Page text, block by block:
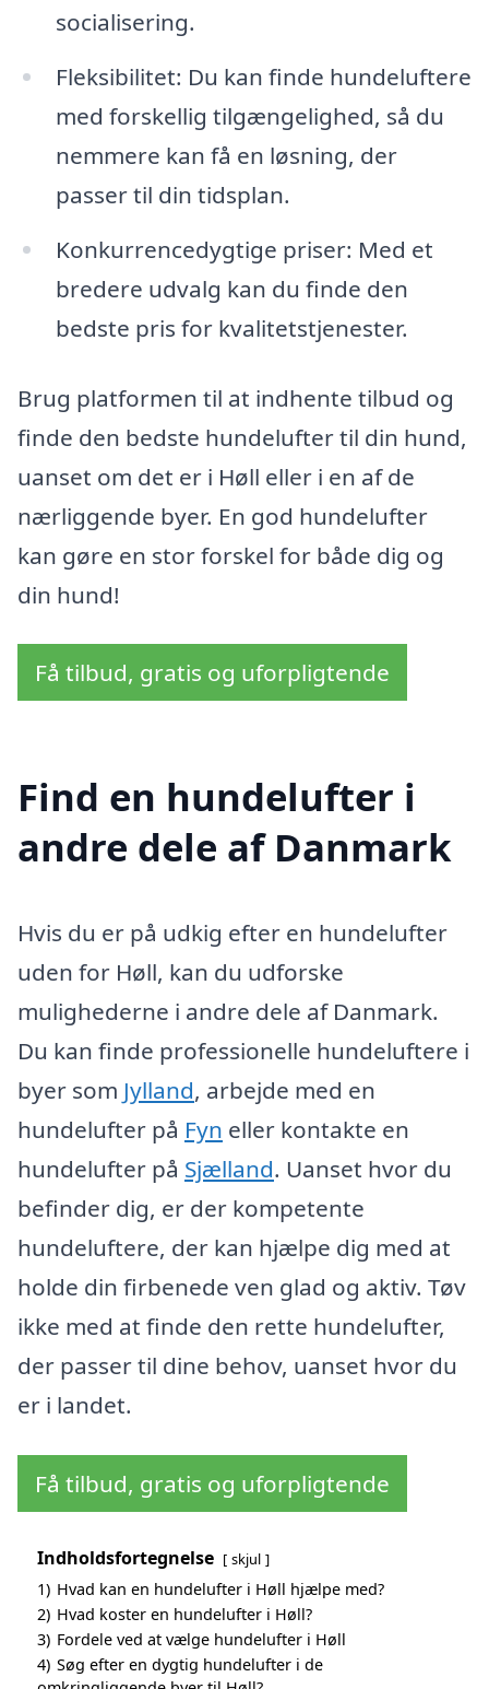
socialisering.
Fleksibilitet: Du kan finde hundeluftere
med forskellig tilgængelighed, så du
nemmere kan få en løsning, der
passer til din tidsplan.
Konkurrencedygtige priser: Med et
bredere udvalg kan du finde den
bedste pris for kvalitetstjenester.
Brug platformen til at indhente tilbud og
finde den bedste hundelufter til din hund,
uanset om det er i Høll eller i en af de
nærliggende byer. En god hundelufter
kan gøre en stor forskel for både dig og
din hund!
Få tilbud, gratis og uforpligtende
Find en hundelufter i
andre dele af Danmark
Hvis du er på udkig efter en hundelufter
uden for Høll, kan du udforske
mulighederne i andre dele af Danmark.
Du kan finde professionelle hundeluftere i
byer som Jylland, arbejde med en
hundelufter på Fyn eller kontakte en
hundelufter på Sjælland. Uanset hvor du
befinder dig, er der kompetente
hundeluftere, der kan hjælpe dig med at
holde din firbenede ven glad og aktiv. Tøv
ikke med at finde den rette hundelufter,
der passer til dine behov, uanset hvor du
er i landet.
Få tilbud, gratis og uforpligtende
Indholdsfortegnelse skjul
1) Hvad kan en hundelufter i Høll hjælpe med?
2) Hvad koster en hundelufter i Høll?
3) Fordele ved at vælge hundelufter i Høll
4) Søg efter en dygtig hundelufter i de